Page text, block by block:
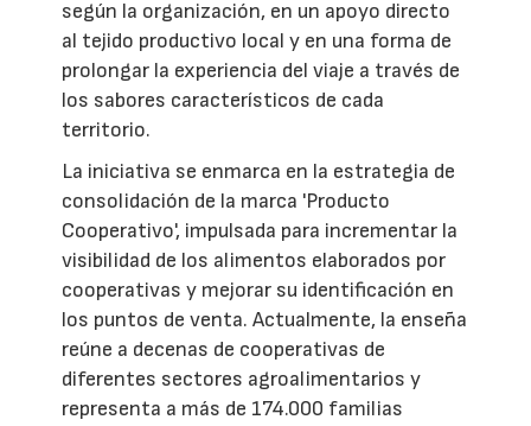
según la organización, en un apoyo directo
al tejido productivo local y en una forma de
prolongar la experiencia del viaje a través de
los sabores característicos de cada
territorio.
La iniciativa se enmarca en la estrategia de
consolidación de la marca 'Producto
Cooperativo', impulsada para incrementar la
visibilidad de los alimentos elaborados por
cooperativas y mejorar su identificación en
los puntos de venta. Actualmente, la enseña
reúne a decenas de cooperativas de
diferentes sectores agroalimentarios y
representa a más de 174.000 familias